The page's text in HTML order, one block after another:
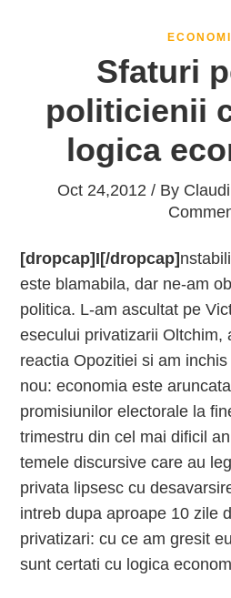
Sfaturi
politicienii
logica
Oct 24,2012 / By
[dropcap]I[/dropcap]
este blamabila, dar ne-am
politica. L-am ascultat pe
esecului privatizarii Oltchim,
reactia Opozitiei si am
nou: economia este
promisiunilor electorale la
trimestru din cel mai dificil
temele discursive care au
privata lipsesc cu
intreb dupa aproape 10 zile
privatizari: cu ce am gresit
sunt certati cu logica